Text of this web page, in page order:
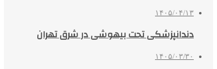
۱۴۰۵/۰۴/۱۳
دندانپزشکی تحت بیهوشی در شرق تهران
۱۴۰۵/۰۳/۳۰